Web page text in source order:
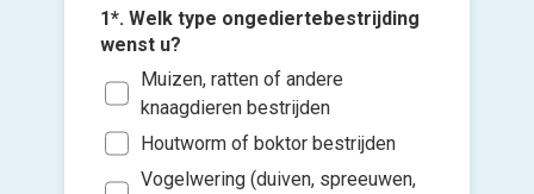
1*. Welk type ongediertebestrijding
wenst u?
Muizen, ratten of andere
knaagdieren bestrijden
Houtworm of boktor bestrijden
Vogelwering (duiven, spreeuwen,